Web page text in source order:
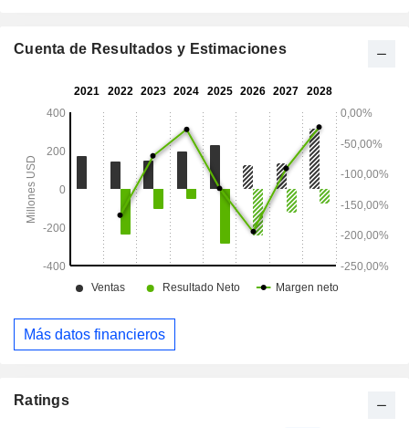
Estados Unidos, y en Quebec, en Canadá.
Cuenta de Resultados y Estimaciones
Más datos financieros
Ratings